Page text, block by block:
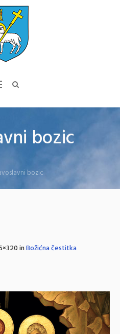
bozic
bozic
inBožićna čestitka